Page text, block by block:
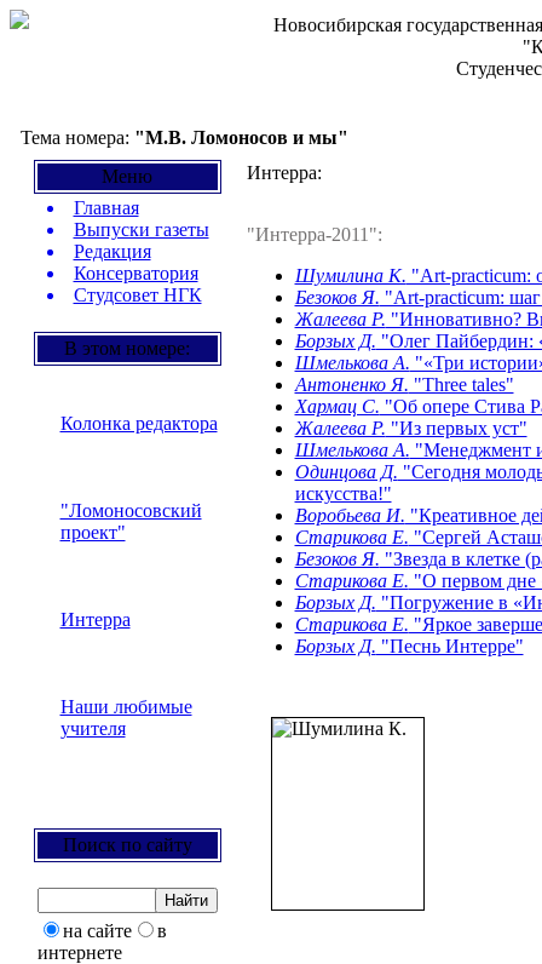
Новосибирская
Тема номера: "М.В. Ломоносов и мы"
Меню
Главная
Выпуски газеты
Редакция
Консерватория
Студсовет НГК
В этом номере:
Колонка редактора
"Ломоносовский
проект"
Интерра
Наши любимые
учителя
Поиск по сайту
на сайте
в
интернете
Интерра:
"Интерра-2011":
Шумилина К. "Art-practicum:
Безоков Я. "Art-practicum:
Жалеева Р. "Инновативно?
Борзых Д. "Олег Пайбердин:
Шмелькова А. "«Три
Антоненко Я. "Three tales"
Хармац С. "Об опере Стива
Жалеева Р. "Из первых уст"
Шмелькова А. "Менеджмент и
Одинцова Д. "Сегодня
искусства!"
Воробьева И. "Креативное
Старикова Е. "Сергей
Безоков Я. "Звезда в клетке
Старикова Е. "О первом дне
Борзых Д. "Погружение в
Старикова Е. "Яркое
Борзых Д. "Песнь Интерре"